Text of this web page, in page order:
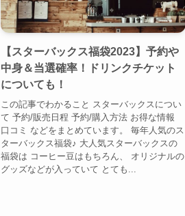
【スターバックス福袋2023】予約や
中身＆当選確率！ドリンクチケット
についても！
この記事でわかること スターバックスについ
て 予約/販売日程 予約/購入方法 お得な情報
口コミ などをまとめています。 毎年人気のス
ターバックス福袋♪ 大人気スターバックスの
福袋は コーヒー豆はもちろん、 オリジナルの
グッズなどが入っていて とても...